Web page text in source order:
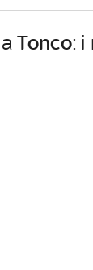
Tonco: i